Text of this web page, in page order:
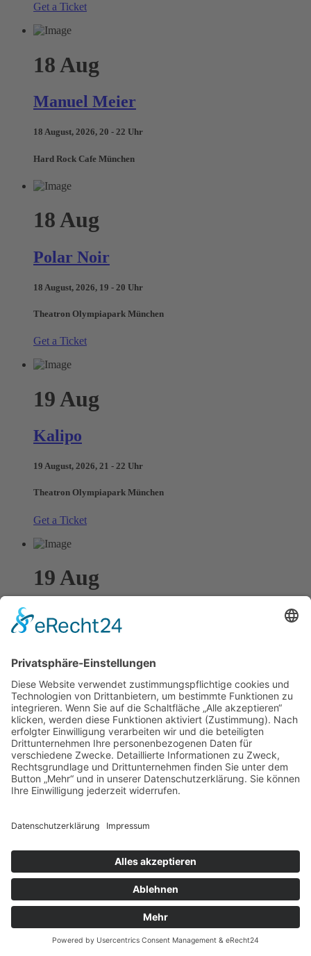
Get a Ticket
18 Aug
Manuel Meier
18 August, 2026, 20 - 22 Uhr
Hard Rock Cafe München
18 Aug
Polar Noir
18 August, 2026, 19 - 20 Uhr
Theatron Olympiapark München
Get a Ticket
19 Aug
Kalipo
19 August, 2026, 21 - 22 Uhr
Theatron Olympiapark München
Get a Ticket
19 Aug
Osono
Theatron Olympiapark München
Get a Ticket
20Aug
Münchener Freiheit
20 August, 2026, 20 - 22 Uhr
Brunnenhof Residenz München
Get a Ticket
20Aug